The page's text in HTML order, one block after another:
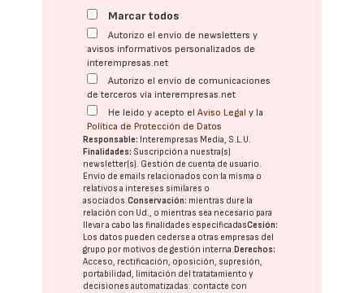
Marcar todos
Autorizo el envío de newsletters y
avisos informativos personalizados de
interempresas.net
Autorizo el envío de comunicaciones
de terceros vía interempresas.net
He leído y acepto elAviso Legal y la
Política de Protección de Datos
Responsable: Interempresas Media, S.L.U.
Finalidades: Suscripción a nuestra(s)
newsletter(s). Gestión de cuenta de usuario.
Envío de emails relacionados con la misma o
relativos a intereses similares o
asociados.Conservación: mientras dure la
relación con Ud., o mientras sea necesario para
llevar a cabo las finalidades especificadasCesión:
Los datos pueden cederse a otras empresas del
grupo por motivos de gestión interna.Derechos:
Acceso, rectificación, oposición, supresión,
portabilidad, limitación del tratatamiento y
decisiones automatizadas: contacte con